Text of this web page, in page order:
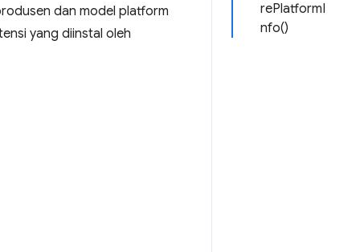
rePlatformI
nfo()
dan model platform
yang diinstal oleh